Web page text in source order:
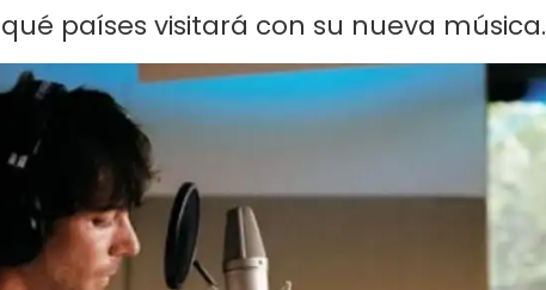
países visitará con su nueva música.